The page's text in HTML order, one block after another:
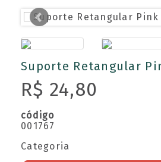
Suporte Retangular
R$ 24,80
código
001767
Categoria